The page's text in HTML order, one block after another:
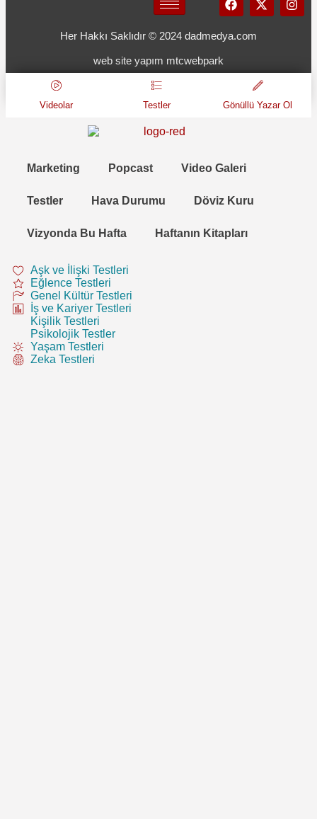
Her Hakkı Saklıdır © 2024 dadmedya.com
web site yapım mtcwebpark
Videolar Testler Gönüllü Yazar Ol
Marketing Popcast Video Galeri
Testler Hava Durumu Döviz Kuru
Vizyonda Bu Hafta Haftanın Kitapları
Aşk ve İlişki Testleri
Eğlence Testleri
Genel Kültür Testleri
İş ve Kariyer Testleri
Kişilik Testleri
Psikolojik Testler
Yaşam Testleri
Zeka Testleri